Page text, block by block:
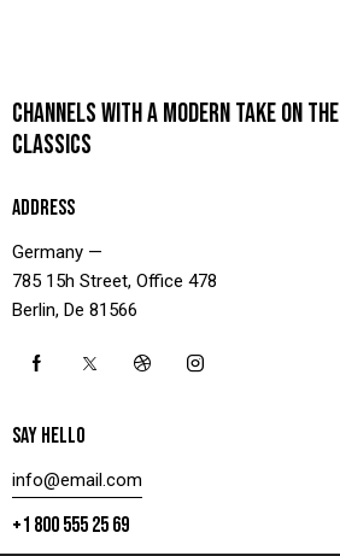
CHANNELS WITH A MODERN TAKE ON THE
CLASSICS
ADDRESS
Germany —
785 15h Street, Office 478
Berlin, De 81566
SAY HELLO
info@email.com
+1 800 555 25 69